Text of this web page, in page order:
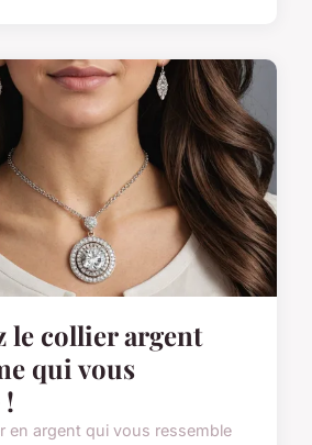
le collier argent
qui vous
en argent qui vous ressemble